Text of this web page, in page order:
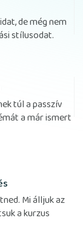
de még nem
stílusodat.
túl a passzív
a már ismert
Mi álljuk az
a kurzus